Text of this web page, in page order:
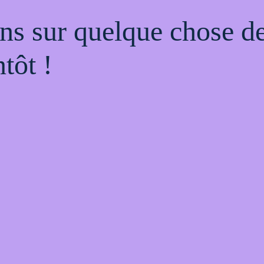
sur quelque chose
!